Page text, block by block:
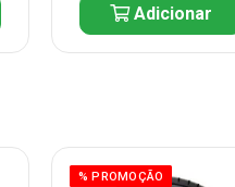
Adicionar
% PROMOÇÃO